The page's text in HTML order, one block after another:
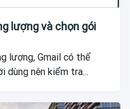
lượng và chọn gói
lượng, Gmail có thể
dùng nên kiểm tra...